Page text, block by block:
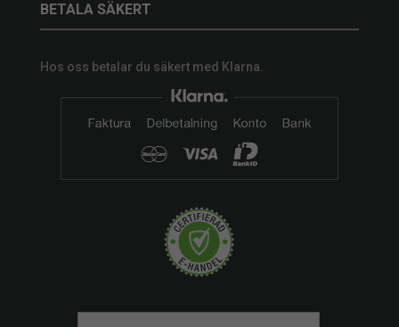
BETALA SÄKERT
Hos oss betalar du säkert med Klarna.